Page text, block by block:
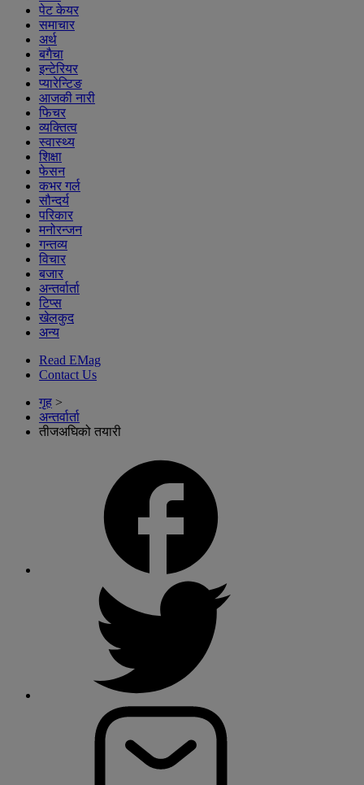
पेट केयर
समाचार
अर्थ
बगैचा
इन्टेरियर
प्यारेन्टिङ
आजकी नारी
फिचर
व्यक्तित्व
स्वास्थ्य
शिक्षा
फेसन
कभर गर्ल
सौन्दर्य
परिकार
मनोरन्जन
गन्तव्य
विचार
बजार
अन्तर्वार्ता
टिप्स
खेलकुद
अन्य
Read EMag
Contact Us
गृह >
अन्तर्वार्ता
तीजअघिको तयारी